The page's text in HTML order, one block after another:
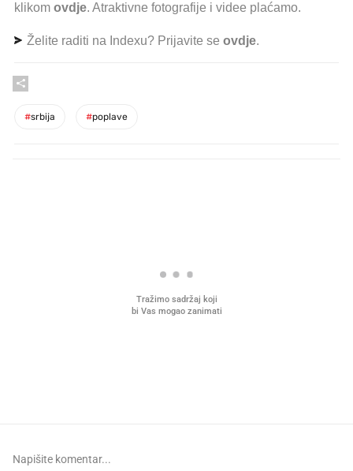
klikom ovdje. Atraktivne fotografije i videe plaćamo.
Želite raditi na Indexu? Prijavite se ovdje.
#srbija #poplave